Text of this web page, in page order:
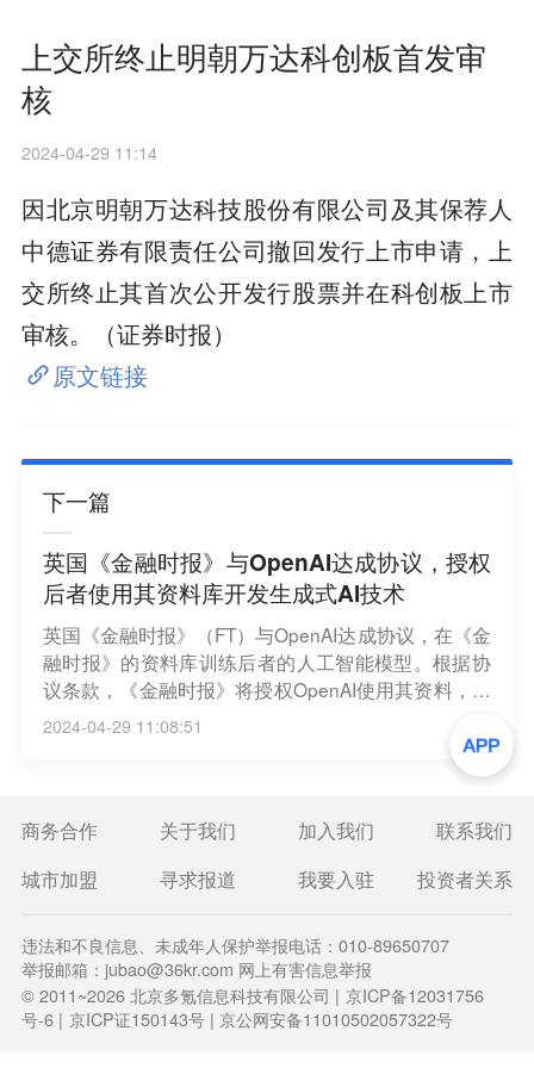
上交所终止明朝万达科创板首发审
核
2024-04-29 11:14
因北京明朝万达科技股份有限公司及其保荐人
中德证券有限责任公司撤回发行上市申请，上
交所终止其首次公开发行股票并在科创板上市
审核。（证券时报）
原文链接
下一篇
英国《金融时报》与OpenAI达成协议，授权
后者使用其资料库开发生成式AI技术
英国《金融时报》（FT）与OpenAI达成协议，在《金
融时报》的资料库训练后者的人工智能模型。根据协
议条款，《金融时报》将授权OpenAI使用其资料，帮
助开发生成式人工智能技术。协议还允许ChatGPT用
《金融时报》文章的简短摘要回答问题，并提供相关
新闻的链接。这意味着ChatGPT在全球的1亿用户可
获得原始新闻链接。（界面）
2024-04-29 11:08:51
商务合作 关于我们 加入我们
联系我们
城市加盟
寻求报道 我要入驻 投资者关系
违法和不良信息、未成年人保护举报电话：010-89650707
举报邮箱：jubao@36kr.com 网上有害信息举报
© 2011~2026北京多氪信息科技有限公司 | 京ICP备12031756
号-6 | 京ICP证150143号 | 京公网安备11010502057322号